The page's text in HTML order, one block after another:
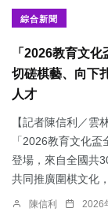
綜合新聞
「2026教育文
切磋棋藝、向下
人才
【記者陳信利／雲
「2026教育文化
登場，來自全國共
共同推廣圍棋文化
陳信利 2026